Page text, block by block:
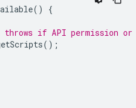
()
{
throws if API permission
();